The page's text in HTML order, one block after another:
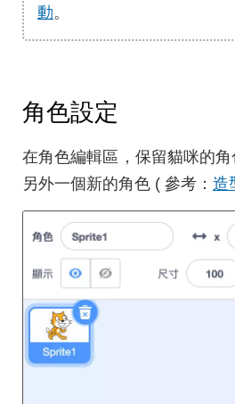
動。
角色設定
在角色編輯區，保留貓咪的
另外一個新的角色 ( 參考： 造